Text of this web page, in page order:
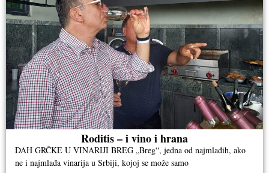
Roditis – i vino i hrana
DAH GRČKE U VINARIJI BREG „Breg“, jedna od najmlađih, ako
ne i najmlađa vinarija u Srbiji, kojoj se može samo